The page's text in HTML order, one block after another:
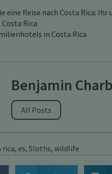
eine Reise nach Costa Rica:
Rica
in Costa Rica
Benjamin
All Posts
rica, es, Sloths, wildlife